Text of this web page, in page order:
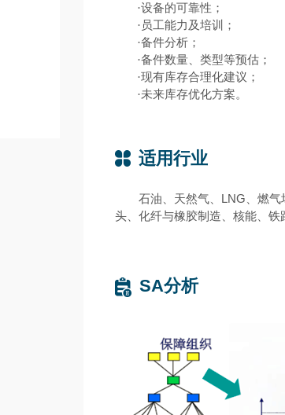
·设备的可靠
·员工能力及
·备件分
·备件数量、类
·现有库存合理
·未来库存优
适用行业
石油、天然气、 LNG 、燃
头、化纤与橡胶制造、核能、铁
SA分析